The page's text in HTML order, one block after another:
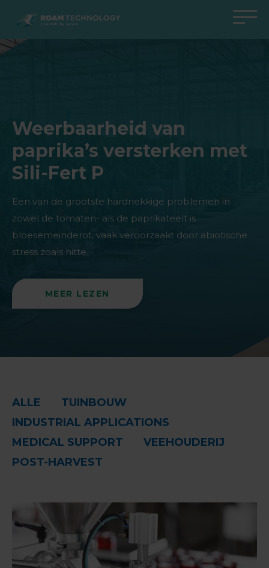
ROAM
TECHNOLOGY
Producten
Alle cases
Producten
Alle cases
Producten
Alle cases
Producten Medical Support
All cases
Weerbaarheid van
paprika’s versterken met
Sili-Fert P
Een van de grootste hardnekkige problemen in
zowel de tomaten- als de paprikateelt is
bloesemeinderot, vaak veroorzaakt door abiotische
stress zoals hitte.
MEER LEZEN
ALLE
TUINBOUW
INDUSTRIAL APPLICATIONS
MEDICAL SUPPORT
VEEHOUDERIJ
POST-HARVEST